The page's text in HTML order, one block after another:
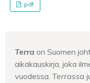
pdf
Terra on Suomen
aikakauskirja, joka
vuodessa. Terrassa